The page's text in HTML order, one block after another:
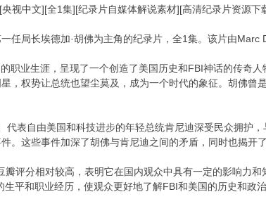
视中文][全1集][纪录片自媒体解说素材][高清纪录片资源下
任局长埃德加·胡佛为主角的纪录片，全1集。该片由Marc
职业生涯，呈现了一个创造了美国历史和FBI神话的传奇
，权势让总统也望尘莫及，成为一个时代的象征。胡佛曾
表自由美国和科技进步的年轻总统肯尼迪深受民众拥护
。这些事件加深了胡佛与肯尼迪之间的矛盾，同时也揭开
评分相对较高，表明它在国内观众中具有一定的影响力
平和职业经历，使观众更好地了解FBI和美国的历史和政